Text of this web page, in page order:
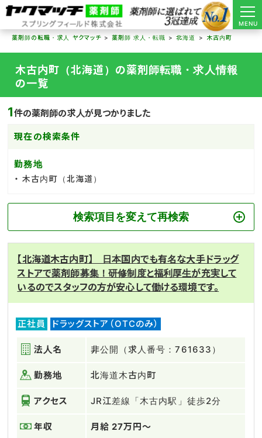
MENU
薬剤師の転職・求人 ヤクマッチ
薬剤師 求人・転職 北海道 木古内町
木古内町（北海道）の薬剤師転職・求人情報
の一覧
1件の薬剤師の求人が見つかりました
現在の検索条件
勤務地
木古内町（北海道）
検索項目を変えて再検索
【北海道木古内町】 日本国内でも有名な大手ドラッグ
ストアで薬剤師募集！研修制度と福利厚生が充実して
いるのでスタッフの方が安心して働ける環境です。
正社員 ドラッグストア（OTCのみ）
法人名 非公開（求人番号：761633）
勤務地 北海道木古内町
アクセス JR江差線「木古内駅」徒歩2分
年収 月給 27万円～